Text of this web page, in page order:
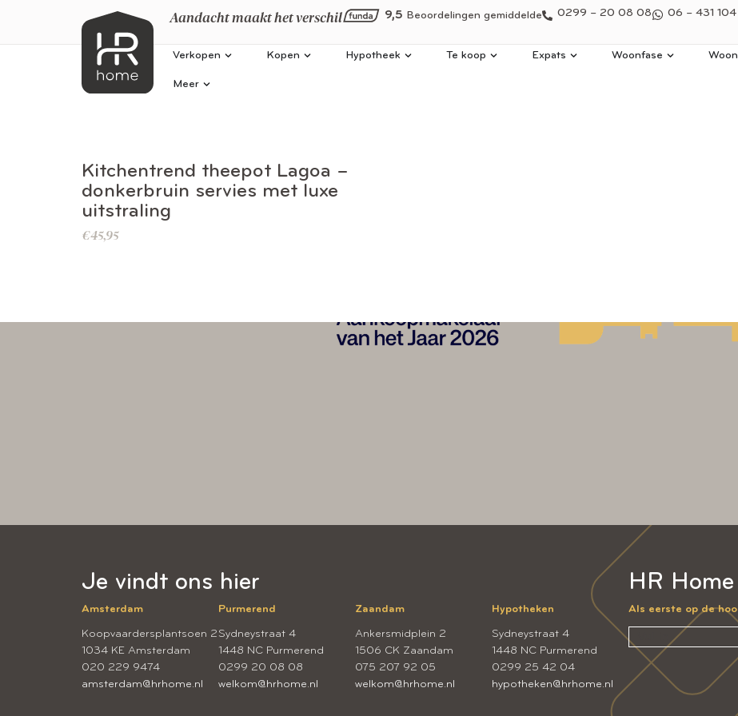
Aandacht maakt het verschil 9,5 Beoordelingen gemiddelde 0299 – 20 08 08 06 – 431
Verkopen Kopen Hypotheek Te koop Expats Woonfase
Meer
BEKIJK DIT PRODUCT
Kitchentrend theepot Lagoa –
donkerbruin servies met luxe
uitstraling
€45,95
Je vindt ons hier
Amsterdam
Koopvaardersplantsoen 2
1034 KE Amsterdam
020 229 9474
amsterdam@hrhome.nl
Purmerend
Sydneystraat 4
1448 NC Purmerend
0299 20 08 08
welkom@hrhome.nl
Zaandam
Ankersmidplein 2
1506 CK Zaandam
075 207 92 05
welkom@hrhome.nl
Hypotheken
Sydneystraat 4
1448 NC Purmerend
0299 25 42 04
hypotheken@hrhome.nl
HR
Als eerste op de